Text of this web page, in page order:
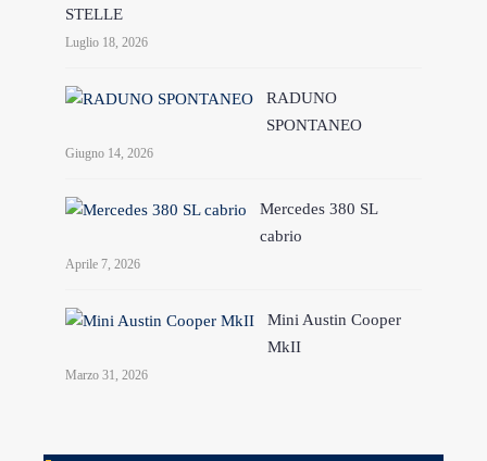
STELLE
Luglio 18, 2026
RADUNO
SPONTANEO
Giugno 14, 2026
Mercedes 380 SL
cabrio
Aprile 7, 2026
Mini Austin Cooper
MkII
Marzo 31, 2026